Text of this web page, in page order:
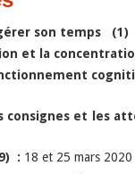
son temps (1)
et la
consignes et les
: 18 et 25 mars 2020